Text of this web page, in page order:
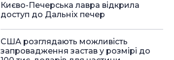
Києво-Печерська лавра відкрила
доступ до Дальніх печер
США розглядають можливість
запровадження застав у розмірі до